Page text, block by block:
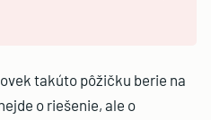
takúto pôžičku berie na
o riešenie, ale o